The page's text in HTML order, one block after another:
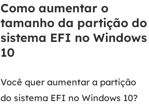
Como aumentar o
tamanho da partição do
sistema EFI no Windows
10
Você quer aumentar a partição
do sistema EFI no Windows 10?